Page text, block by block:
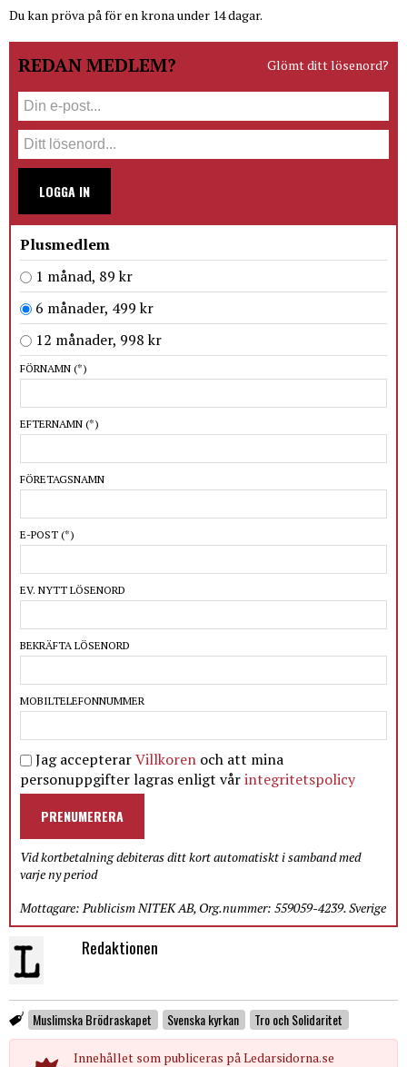
Du kan pröva på för en krona under 14 dagar.
REDAN MEDLEM? Glömt ditt lösenord?
LOGGA IN
Plusmedlem
1 månad, 89 kr
6 månader, 499 kr
12 månader, 998 kr
FÖRNAMN (*)
EFTERNAMN (*)
FÖRETAGSNAMN
E-POST (*)
EV. NYTT LÖSENORD
BEKRÄFTA LÖSENORD
MOBILTELEFONNUMMER
Jag accepterarVillkoren och att mina
personuppgifter lagras enligt vårintegritetspolicy
PRENUMERERA
Vid kortbetalning debiteras ditt kort automatiskt i samband med
varje ny period
Mottagare: Publicism NITEK AB, Org.nummer: 559059-4239. Sverige
Redaktionen
Muslimska Brödraskapet Svenska kyrkan Tro och Solidaritet
Innehållet som publiceras på Ledarsidorna.se